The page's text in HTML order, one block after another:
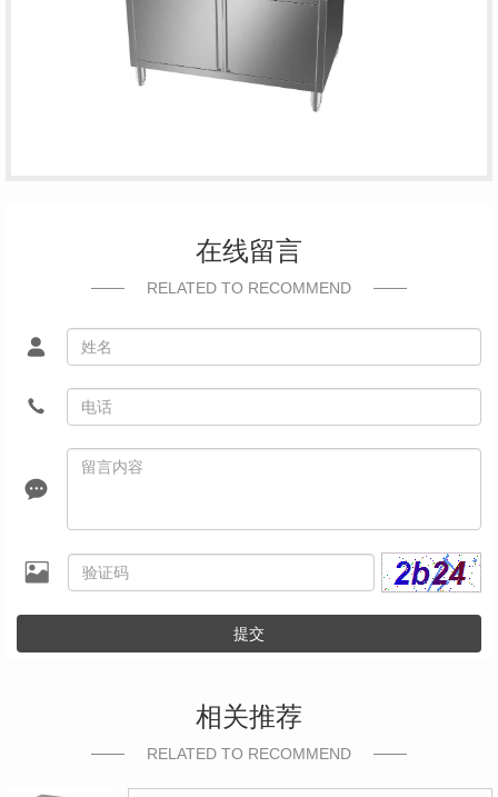
在线留言
RELATED TO RECOMMEND
提交
相关推荐
RELATED TO RECOMMEND